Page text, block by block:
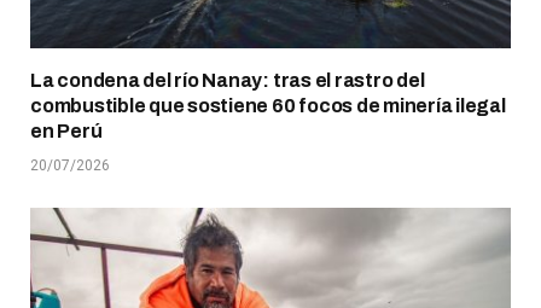
La condena del río Nanay: tras el rastro del
combustible que sostiene 60 focos de minería ilegal
en Perú
20/07/2026